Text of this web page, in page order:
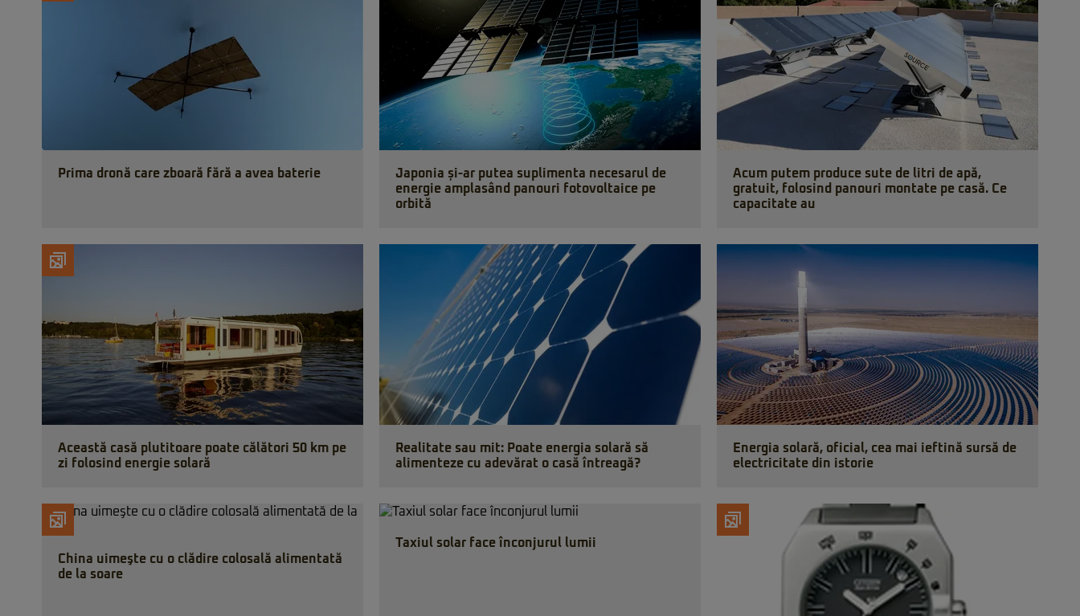
Prima dronă care zboară fără a avea baterie
Japonia și-ar putea suplimenta necesarul de
energie amplasând panouri fotovoltaice pe
orbită
Acum putem produce sute de litri de apă,
gratuit, folosind panouri montate pe casă. Ce
capacitate au
Această casă plutitoare poate călători 50 km pe
zi folosind energie solară
Realitate sau mit: Poate energia solară să
alimenteze cu adevărat o casă întreagă?
Energia solară, oficial, cea mai ieftină sursă de
electricitate din istorie
China uimeşte cu o clădire colosală alimentată
de la soare
Taxiul solar face înconjurul lumii